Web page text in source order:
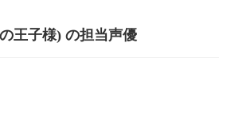
王子様) の担当声優